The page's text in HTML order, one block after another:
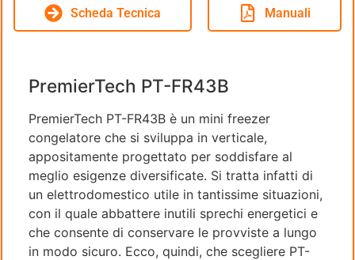
Scheda Tecnica Manuali
PremierTech PT-FR43B
PremierTech PT-FR43B è un mini freezer
congelatore che si sviluppa in verticale,
appositamente progettato per soddisfare al
meglio esigenze diversificate. Si tratta infatti di
un elettrodomestico utile in tantissime situazioni,
con il quale abbattere inutili sprechi energetici e
che consente di conservare le provviste a lungo
in modo sicuro. Ecco, quindi, che scegliere PT-